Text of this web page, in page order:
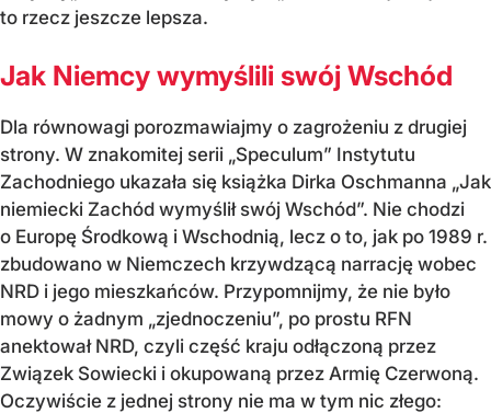
to rzecz jeszcze lepsza.
Jak Niemcy wymyślili swój Wschód
Dla równowagi porozmawiajmy o zagrożeniu z drugiej
strony. W znakomitej serii „Speculum” Instytutu
Zachodniego ukazała się książka Dirka Oschmanna „Jak
niemiecki Zachód wymyślił swój Wschód”. Nie chodzi
o Europę Środkową i Wschodnią, lecz o to, jak po 1989 r.
zbudowano w Niemczech krzywdzącą narrację wobec
NRD i jego mieszkańców. Przypomnijmy, że nie było
mowy o żadnym „zjednoczeniu”, po prostu RFN
anektował NRD, czyli część kraju odłączoną przez
Związek Sowiecki i okupowaną przez Armię Czerwoną.
Oczywiście z jednej strony nie ma w tym nic złego: